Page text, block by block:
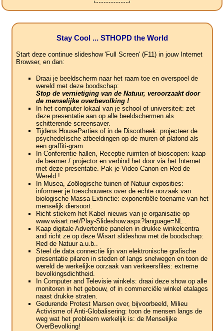
Stay Cool ... STHOPD the World
Start deze continue slideshow 'Full Screen' (F11) in jouw Internet
Browser, en dan:
Draai je beeldscherm naar het raam toe en overspoel de
wereld met deze boodschap:
Stop de vernietiging van de Natuur, veroorzaakt door
de menselijke overbevolking !
In het computer lokaal van je school of universiteit: zet
deze presentatie aan op alle beeldschermen als
schitterende screensaver.
Tijdens HouseParties of in de Discotheek: projecteer de
psychedelische afbeeldingen op de muren of plafond als
een graffiti-gram.
In Conferentie hallen, Receptie ruimten of bioscopen: kaap
de beamer / projector en verbind het door via het Internet
met deze presentatie. Pak je Video Canon en Red de
Wereld !
In Musea, Zoölogische tuinen of Natuur exposities:
informeer je toeschouwers over de echte oorzaak van
biologische Massa Extinctie: exponentiële toename van het
menselijk diersoort.
Richt stiekem het Kabel nieuws van je organisatie op
www.wisart.net/Play-Slideshow.aspx?language=NL .
Kaap digitale Advertentie panelen in drukke winkelcentra
and richt ze op deze Wisart slideshow met de boodschap:
Red de Natuur a.u.b..
Steel de data connectie lijn van elektronische grafische
presentatie pilaren in steden of langs snelwegen en toon de
wereld de werkelijke oorzaak van verkeersfiles: extreme
bevolkingsdichtheid.
In Computer and Televisie winkels: draai deze show op alle
monitoren in het gebouw, of in commerciële winkel etalages
naast drukke straten.
Gedurende Protest Marsen over, bijvoorbeeld, Milieu
Activisme of Anti-Globalisering: toon de mensen langs de
weg wat het probleem werkelijk is: de Menselijke
OverBevolking!